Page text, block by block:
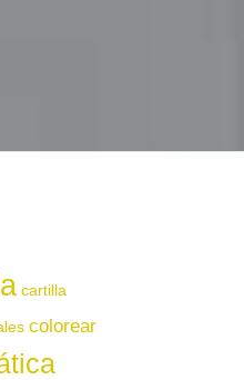
cartilla
colorear